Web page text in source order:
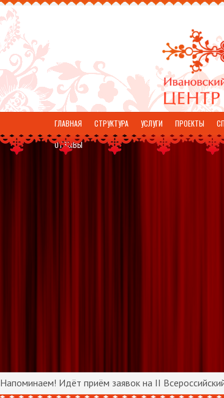
ГЛАВНАЯ СТРУКТУРА УСЛУГИ ПРОЕКТЫ
ОТЗЫВЫ
Напоминаем! Идёт приём заявок на II